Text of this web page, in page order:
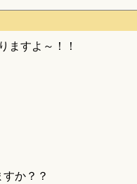
ますよ～！！
か？？